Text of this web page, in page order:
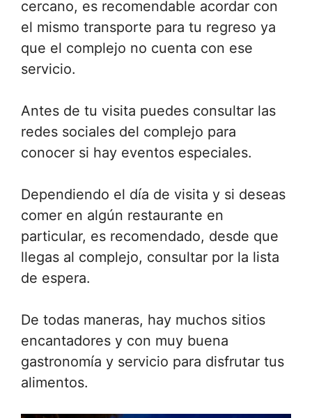
cercano, es recomendable acordar con
el mismo transporte para tu regreso ya
que el complejo no cuenta con ese
servicio.
Antes de tu visita puedes consultar las
redes sociales del complejo para
conocer si hay eventos especiales.
Dependiendo el día de visita y si deseas
comer en algún restaurante en
particular, es recomendado, desde que
llegas al complejo, consultar por la lista
de espera.
De todas maneras, hay muchos sitios
encantadores y con muy buena
gastronomía y servicio para disfrutar tus
alimentos.